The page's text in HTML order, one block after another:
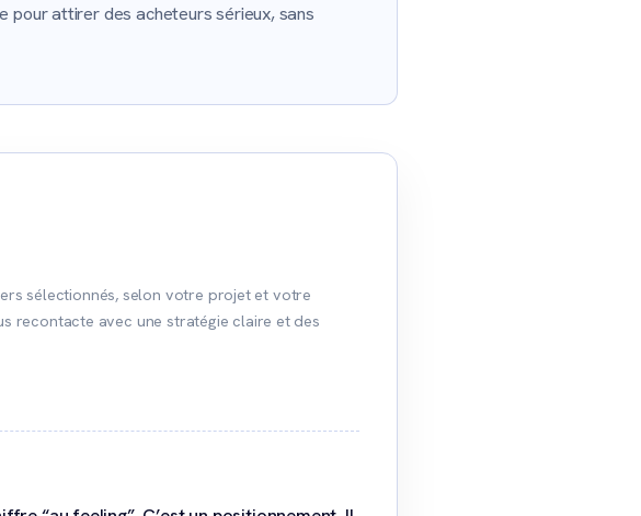
attirer des acheteurs sérieux, sans
sélectionnés, selon votre projet et votre
recontacte avec une stratégie claire et des